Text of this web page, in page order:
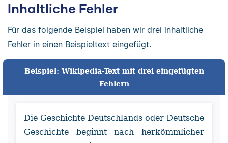
Inhaltliche Fehler
Für das folgende Beispiel haben wir drei inhaltliche
Fehler in einen Beispieltext eingefügt.
Beispiel: Wikipedia-Text mit drei eingefügten
Fehlern
Die Geschichte Deutschlands oder Deutsche
Geschichte beginnt nach herkömmlicher